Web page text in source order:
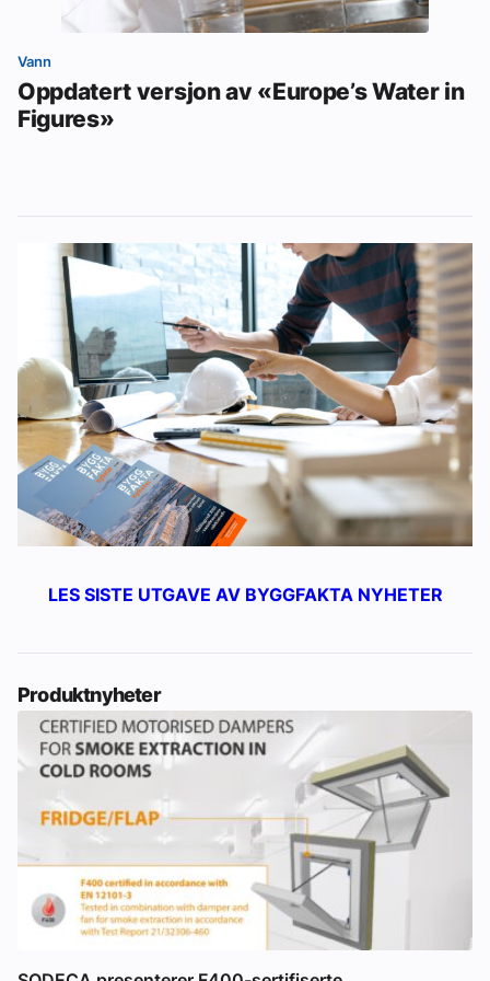
Vann
Oppdatert versjon av «Europe’s Water in
Figures»
LES SISTE UTGAVE AV BYGGFAKTA NYHETER
Produktnyheter